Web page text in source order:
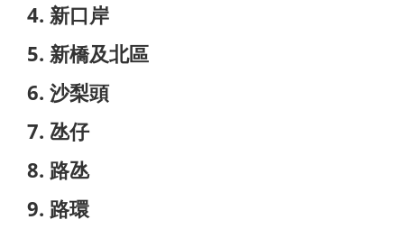
4. 新口岸
5. 新橋及北區
6. 沙梨頭
7. 氹仔
8. 路氹
9. 路環